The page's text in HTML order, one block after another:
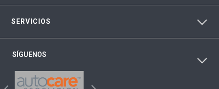
SERVICIOS
SÍGUENOS